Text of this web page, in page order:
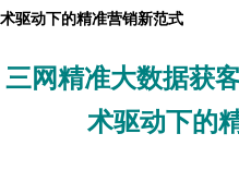
术驱动下的精准营销新范式
三网精准大数据获
术驱动下的